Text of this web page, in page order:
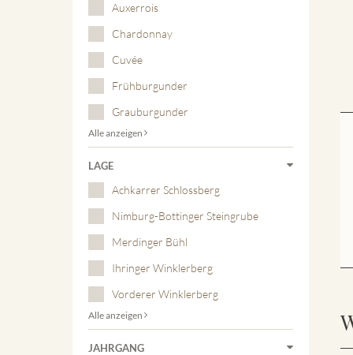
Auxerrois
Chardonnay
Cuvée
Frühburgunder
Grauburgunder
Alle anzeigen
LAGE
Achkarrer Schlossberg
Nimburg-Bottinger Steingrube
Merdinger Bühl
Ihringer Winklerberg
Vorderer Winklerberg
Alle anzeigen
JAHRGANG